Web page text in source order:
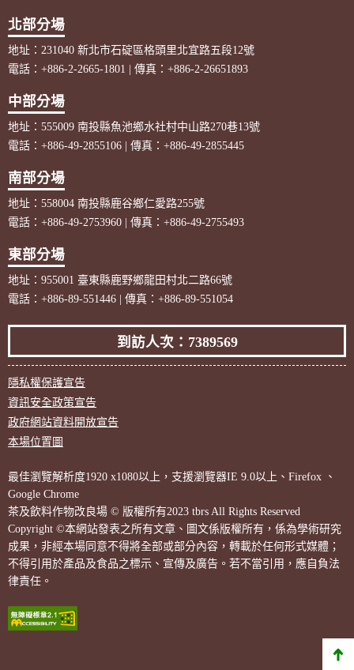
北部分場
地址：231040 新北市石碇區格頭里北宜路五段12號
電話：+886-2-2665-1801 | 傳真：+886-2-26651893
中部分場
地址：555009 南投縣魚池鄉水社村中山路270巷13號
電話：+886-49-2855106 | 傳真：+886-49-2855445
南部分場
地址：558004 南投縣鹿谷鄉仁愛路255號
電話：+886-49-2753960 | 傳真：+886-49-2755493
東部分場
地址：955001 臺東縣鹿野鄉龍田村北二路66號
電話：+886-89-551446 | 傳真：+886-89-551054
到訪人次：7389569
隱私權保護宣告
資訊安全政策宣告
政府網站資料開放宣告
本場位置圖
最佳瀏覽解析度1920 x1080以上，支援瀏覽器IE 9.0以上、Firefox 、
Google Chrome
茶及飲料作物改良場 © 版權所有2023 tbrs All Rights Reserved
Copyright ©本網站發表之所有文章、圖文係版權所有，係為學術研究
成果，非經本場同意不得將全部或部分內容，轉載於任何形式媒體；
不得引用於產品及食品之標示、宣傳及廣告。若不當引用，應自負法
律責任。